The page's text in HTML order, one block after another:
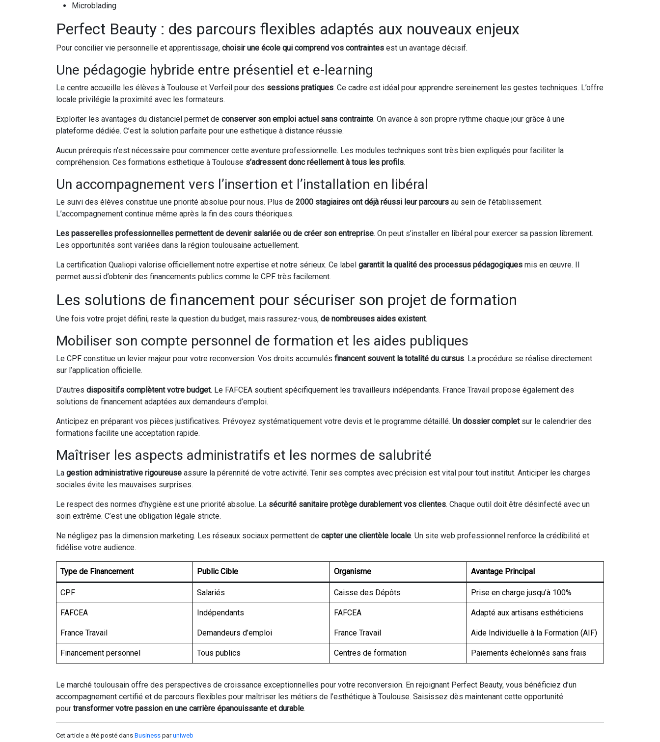
Microblading
Perfect Beauty : des parcours flexibles adaptés aux nouveaux enjeux
Pour concilier vie personnelle et apprentissage, choisir une école qui comprend vos contraintes est un avantage décisif.
Une pédagogie hybride entre présentiel et e-learning
Le centre accueille les élèves à Toulouse et Verfeil pour des sessions pratiques. Ce cadre est idéal pour apprendre sereinement les gestes techniques. L’offre
locale privilégie la proximité avec les formateurs.
Exploiter les avantages du distanciel permet de conserver son emploi actuel sans contrainte. On avance à son propre rythme chaque jour grâce à une
plateforme dédiée. C’est la solution parfaite pour une esthetique à distance réussie.
Aucun prérequis n’est nécessaire pour commencer cette aventure professionnelle. Les modules techniques sont très bien expliqués pour faciliter la
compréhension. Ces formations esthetique à Toulouse s’adressent donc réellement à tous les profils.
Un accompagnement vers l’insertion et l’installation en libéral
Le suivi des élèves constitue une priorité absolue pour nous. Plus de 2000 stagiaires ont déjà réussi leur parcours au sein de l’établissement.
L’accompagnement continue même après la fin des cours théoriques.
Les passerelles professionnelles permettent de devenir salariée ou de créer son entreprise. On peut s’installer en libéral pour exercer sa passion librement.
Les opportunités sont variées dans la région toulousaine actuellement.
La certification Qualiopi valorise officiellement notre expertise et notre sérieux. Ce label garantit la qualité des processus pédagogiques mis en œuvre. Il
permet aussi d’obtenir des financements publics comme le CPF très facilement.
Les solutions de financement pour sécuriser son projet de formation
Une fois votre projet défini, reste la question du budget, mais rassurez-vous, de nombreuses aides existent.
Mobiliser son compte personnel de formation et les aides publiques
Le CPF constitue un levier majeur pour votre reconversion. Vos droits accumulés financent souvent la totalité du cursus. La procédure se réalise directement
sur l’application officielle.
D’autres dispositifs complètent votre budget. Le FAFCEA soutient spécifiquement les travailleurs indépendants. France Travail propose également des
solutions de financement adaptées aux demandeurs d’emploi.
Anticipez en préparant vos pièces justificatives. Prévoyez systématiquement votre devis et le programme détaillé. Un dossier completsur le calendrier des
formations facilite une acceptation rapide.
Maîtriser les aspects administratifs et les normes de salubrité
La gestion administrative rigoureuse assure la pérennité de votre activité. Tenir ses comptes avec précision est vital pour tout institut. Anticiper les charges
sociales évite les mauvaises surprises.
Le respect des normes d’hygiène est une priorité absolue. La sécurité sanitaire protège durablement vos clientes. Chaque outil doit être désinfecté avec un
soin extrême. C’est une obligation légale stricte.
Ne négligez pas la dimension marketing. Les réseaux sociaux permettent de capter une clientèle locale. Un site web professionnel renforce la crédibilité et
fidélise votre audience.
Type de Financement Public Cible Organisme Avantage Principal
CPF Salariés Caisse des Dépôts Prise en charge jusqu’à 100%
FAFCEA Indépendants FAFCEA Adapté aux artisans esthéticiens
France Travail Demandeurs d’emploi France Travail Aide Individuelle à la Formation (AIF)
Financement personnel Tous publics Centres de formation Paiements échelonnés sans frais
Le marché toulousain offre des perspectives de croissance exceptionnelles pour votre reconversion. En rejoignant Perfect Beauty, vous bénéficiez d’un
accompagnement certifié et de parcours flexibles pour maîtriser les métiers de l’esthétique à Toulouse. Saisissez dès maintenant cette opportunité
pour transformer votre passion en une carrière épanouissante et durable.
Cet article a été posté dans Business paruniweb